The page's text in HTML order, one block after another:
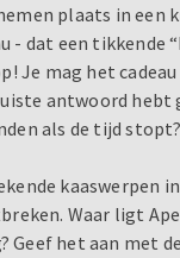
plaats in een
- dat een tikkende
Je mag het
antwoord hebt
als de tijd stopt?
kaaswerpen
Waar ligt
Geef het aan met